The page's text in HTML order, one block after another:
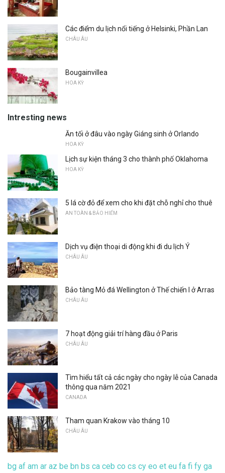
Các điểm du lịch nổi tiếng ở Helsinki, Phần Lan
CHÂU ÂU
Bougainvillea
HOA KỲ
Intresting news
Ăn tối ở đâu vào ngày Giáng sinh ở Orlando
HOA KỲ
Lịch sự kiện tháng 3 cho thành phố Oklahoma
HOA KỲ
5 lá cờ đỏ để xem cho khi đặt chỗ nghỉ cho thuê
AN TOÀN & BẢO HIỂM
Dịch vụ điện thoại di động khi đi du lịch Ý
CHÂU ÂU
Bảo tàng Mỏ đá Wellington ở Thế chiến I ở Arras
CHÂU ÂU
7 hoạt động giải trí hàng đầu ở Paris
CHÂU ÂU
Tìm hiểu tất cả các ngày cho ngày lễ của Canada
thông qua năm 2021
CANADA
Tham quan Krakow vào tháng 10
CHÂU ÂU
bg af am ar az be bn bs ca ceb co cs cy eo et eu fa fi fy ga